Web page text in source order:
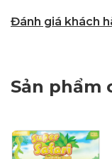
Đánh giá khách
Sản phẩm